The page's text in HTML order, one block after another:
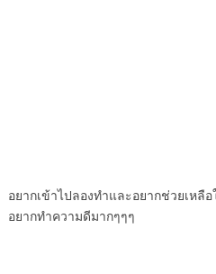
อยากเข้าไปลองทำและอยากช่วยเหลื
อยากทำความดีมากๆๆๆ